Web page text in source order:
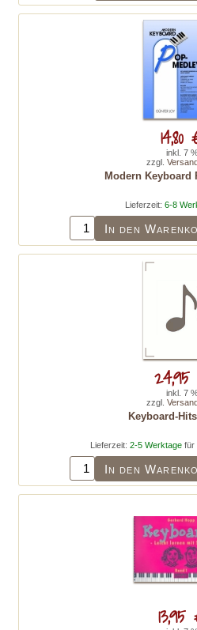
Modern Keyboard
Lieferzeit: 6-8
In den
14,80
inkl. 7
zzgl.
Keyboard-
Lieferzeit: 2-5 Werktagefür
In den
inkl. 7
zzgl.